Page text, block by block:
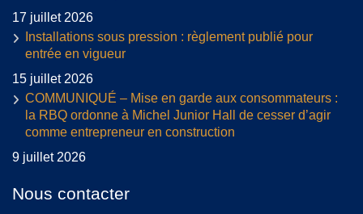
17 juillet 2026
Installations sous pression : règlement publié pour
entrée en vigueur
15 juillet 2026
COMMUNIQUÉ – Mise en garde aux consommateurs :
la RBQ ordonne à Michel Junior Hall de cesser d’agir
comme entrepreneur en construction
9 juillet 2026
Nous contacter